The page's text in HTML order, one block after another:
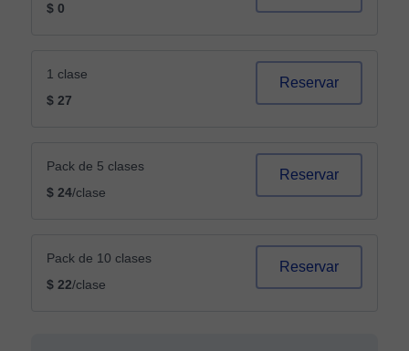
$ 0
1 clase
$ 27
Reservar
Pack de 5 clases
$ 24/clase
Reservar
Pack de 10 clases
$ 22/clase
Reservar